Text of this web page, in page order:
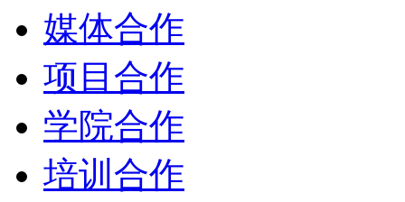
媒体合作
项目合作
学院合作
培训合作